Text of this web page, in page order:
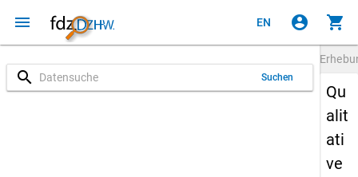
menu EN account_circle shopping_cart
search Suchen
Qu
alit
ati
ve